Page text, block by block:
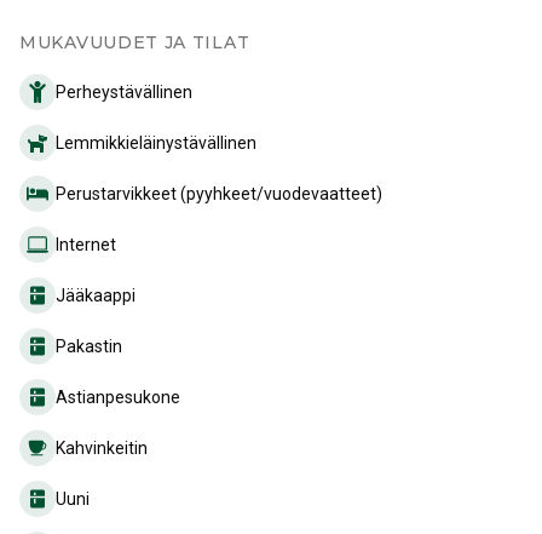
MUKAVUUDET JA TILAT
Perheystävällinen
Lemmikkieläinystävällinen
Perustarvikkeet (pyyhkeet/vuodevaatteet)
Internet
Jääkaappi
Pakastin
Astianpesukone
Kahvinkeitin
Uuni